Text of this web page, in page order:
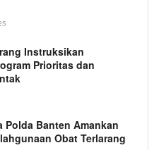
Instruksikan
Prioritas dan
Polda Banten Amankan
Obat Terlarang